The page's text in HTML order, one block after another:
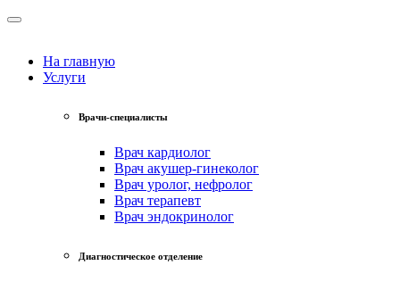
На главную
Услуги
Врачи-специалисты
Врач кардиолог
Врач акушер-гинеколог
Врач уролог, нефролог
Врач терапевт
Врач эндокринолог
Диагностическое отделение